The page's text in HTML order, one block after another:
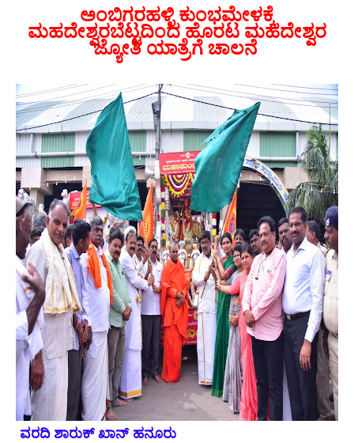
ಅಂಬಿಗರಹಳ್ಳಿ ಕುಂಭಮೇಳಕ್ಕೆ
ಮಹದೇಶ್ವರಬೆಟ್ಟದಿಂದ ಹೊರಟ ಮಹದೇಶ್ವರ
ಜ್ಯೋತಿ ಯಾತ್ರೆಗೆ ಚಾಲನೆ
ವರದಿ ಶಾರುಕ್ ಖಾನ್ ಹನೂರು